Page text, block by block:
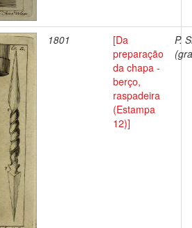
1801
[Da
preparação
da chapa -
berço,
raspadeira
(Estampa
12)]
P.